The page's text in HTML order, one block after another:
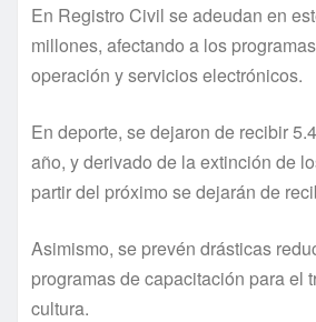
En Registro Civil se adeudan en
millones, afectando a los
operación y servicios electrónicos.
En deporte, se dejaron de recibir
año, y derivado de la extinción de
partir del próximo se dejarán de
Asimismo, se prevén drásticas
programas de capacitación para el
cultura.